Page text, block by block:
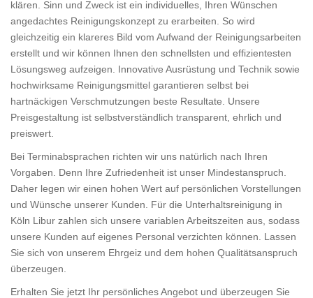
klären. Sinn und Zweck ist ein individuelles, Ihren Wünschen
angedachtes Reinigungskonzept zu erarbeiten. So wird
gleichzeitig ein klareres Bild vom Aufwand der Reinigungsarbeiten
erstellt und wir können Ihnen den schnellsten und effizientesten
Lösungsweg aufzeigen. Innovative Ausrüstung und Technik sowie
hochwirksame Reinigungsmittel garantieren selbst bei
hartnäckigen Verschmutzungen beste Resultate. Unsere
Preisgestaltung ist selbstverständlich transparent, ehrlich und
preiswert.
Bei Terminabsprachen richten wir uns natürlich nach Ihren
Vorgaben. Denn Ihre Zufriedenheit ist unser Mindestanspruch.
Daher legen wir einen hohen Wert auf persönlichen Vorstellungen
und Wünsche unserer Kunden. Für die Unterhaltsreinigung in
Köln Libur zahlen sich unsere variablen Arbeitszeiten aus, sodass
unsere Kunden auf eigenes Personal verzichten können. Lassen
Sie sich von unserem Ehrgeiz und dem hohen Qualitätsanspruch
überzeugen.
Erhalten Sie jetzt Ihr persönliches Angebot und überzeugen Sie